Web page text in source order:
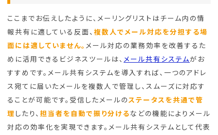
ここまでお伝えしたように、メーリングリストはチーム内の情
報共有に適している反面、 複数人でメール対応を分担する場
面には適していません。 メール対応の業務効率を改善するた
めに活用できるビジネスツールは、 メール共有システムがお
すすめです。メール共有システムを導入すれば、一つのアドレ
ス宛てに届いたメールを複数人で管理し、スムーズに対応す
ることが可能です。受信したメールのステータスを共通で管
理 したり、 担当者を自動で振り分けるなどの機能によりメール
対応の効率化を実現できます。メール共有システムとして代表